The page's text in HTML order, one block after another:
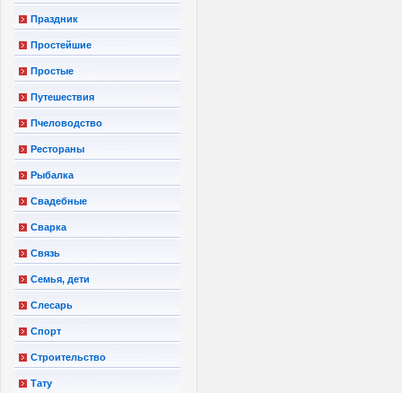
Праздник
Простейшие
Простые
Путешествия
Пчеловодство
Рестораны
Рыбалка
Свадебные
Сварка
Связь
Семья, дети
Слесарь
Спорт
Строительство
Тату